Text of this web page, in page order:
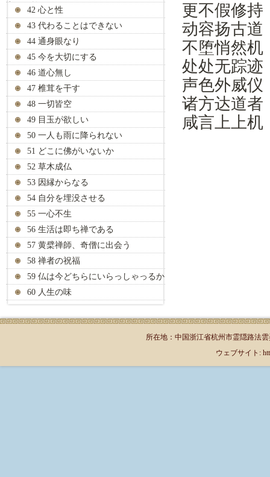
力を見抜く42 心と性
43 代わることはできない
44 通身眼なり
45 今を大切にする
46 道心無し
47 椎茸を干す
48 一切皆空
49 目玉が欲しい
50 一人も雨に降られない
51 どこに佛がいないか
52 草木成仏
53 因縁からなる
54 自分を埋没させる
55 一心不生
56 生活は即ち禅である
57 黄檗禅師、奇僧に出会う
58 禅者の祝福
59 仏は今どちらにいらっしゃっるか
60 人生の味
更不假修持
动容扬古道
不堕悄然机
处处无踪迹
声色外威仪
诸方达道者
咸言上上
所在地：中国浙江省杭州市霊隠路法
ウェブサイト: